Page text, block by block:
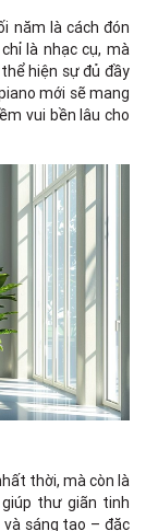
năm là cách đón
là nhạc cụ, mà
hiện sự đủ đầy
mới sẽ mang
vui bền lâu cho
thời, mà còn là
thư giãn tinh
sáng tạo – đặc